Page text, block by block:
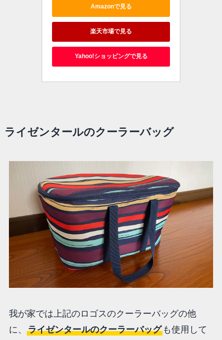
Amazonで見る
楽天市場で見る
Yahoo!ショッピングで見る
ライゼンタールのクーラーバッグ
我が家では上記のロゴスのクーラーバッグの他
に、 ライゼンタールのクーラーバッグも使用して